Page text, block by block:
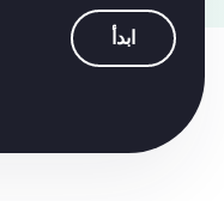
ابدأ